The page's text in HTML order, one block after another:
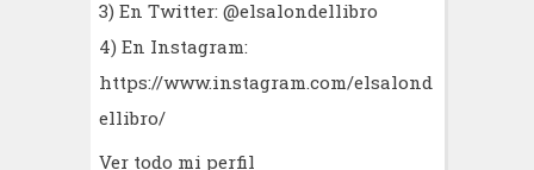
3) En Twitter: @elsalondellibro
4) En Instagram:
https://www.instagram.com/elsalond
ellibro/
Ver todo mi perfil